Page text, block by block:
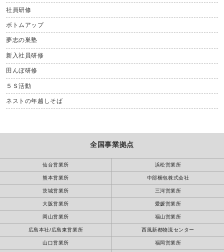
社員研修
ボトムアップ
夢志の巣塾
新入社員研修
田んぼ研修
５Ｓ活動
ネストの年越しそば
全国事業拠点
仙台営業所 浜松営業所
熊本営業所 中部梱包株式会社
茨城営業所 三河営業所
大阪営業所 愛媛営業所
岡山営業所 福山営業所
広島本社/広島東営業所 西風新都物流センター
山口営業所 福岡営業所